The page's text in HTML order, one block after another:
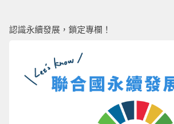
認識永續發展，鎖定專欄！